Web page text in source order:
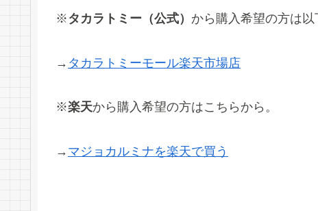
※ タカラトミー（公式） から購入希望の方は以
→ タカラトミーモール楽天市場店
※楽天から購入希望の方はこちらから。
→ マジョカルミナを楽天で買う